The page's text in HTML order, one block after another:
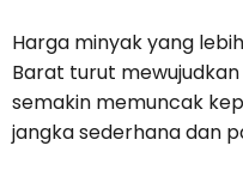
Harga minyak yang
Barat turut
semakin memuncak
jangka sederhana dan